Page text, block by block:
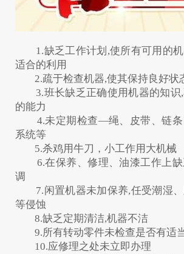
1.缺乏工作计划,使所有可用的机
适合的利用
2.疏于检查机器,使其保持良好状
3.班长缺乏正确使用机器的知识,
的能力
4.未定期检查—绳、皮带、链条
系统等
5.杀鸡用牛刀，小工作用大机械
6.在保养、修理、油漆工作上缺
调
7.闲置机器未加保养,任受潮湿、
等侵蚀
8.缺乏定期清洁,机器不洁
9.所有转动零件未检查是否有适
10.应修理之处未立即办理